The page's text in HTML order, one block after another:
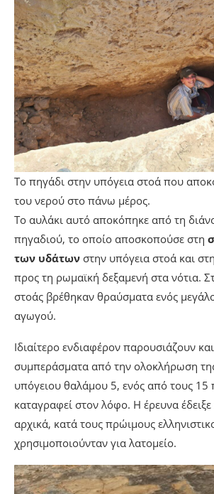
Το πηγάδι στην υπόγεια στοά που
του νερού στο πάνω μέρος.
Το αυλάκι αυτό αποκόπηκε από τη
πηγαδιού, το οποίο αποσκοπούσε στη
των υδάτων στην υπόγεια στοά και
προς τη ρωμαϊκή δεξαμενή στα νότια.
στοάς βρέθηκαν θραύσματα ενός
αγωγού.
Ιδιαίτερο ενδιαφέρον παρουσιάζουν
συμπεράσματα από την ολοκλήρωση
υπόγειου θαλάμου 5, ενός από τους 15
καταγραφεί στον λόφο. Η έρευνα
αρχικά, κατά τους πρώιμους
χρησιμοποιούνταν για λατομείο.